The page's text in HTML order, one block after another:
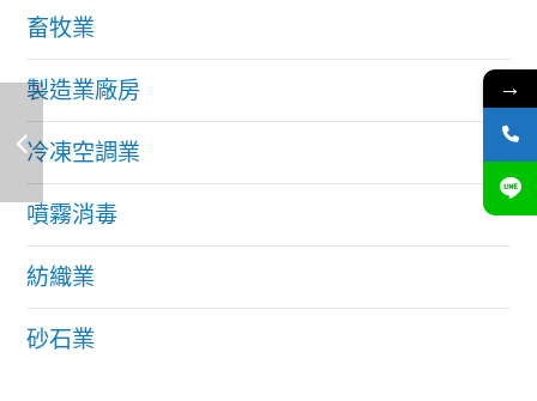
畜牧業
製造業廠房
冷凍空調業
噴霧消毒
紡織業
砂石業
→